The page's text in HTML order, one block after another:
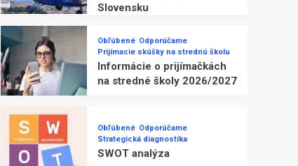
Slovensku
Obľúbené Odporúčame
Prijímacie skúšky na strednú školu
Informácie o prijímačkách
na stredné školy 2026/2027
Obľúbené Odporúčame
Strategická diagnostika
SWOT analýza